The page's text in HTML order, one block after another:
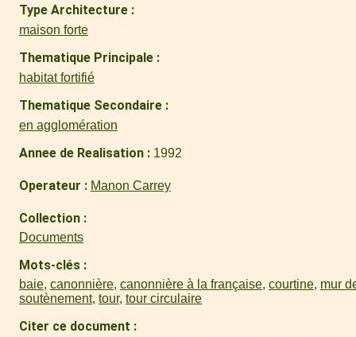
Type Architecture
maison forte
Thematique Principale
habitat fortifié
Thematique Secondaire
en agglomération
Annee de Realisation 1992
Operateur Manon Carrey
Collection
Documents
Mots-clés
baie, canonnière, canonnière à la française, courtine, mur
soutènement, tour, tour circulaire
Citer ce document